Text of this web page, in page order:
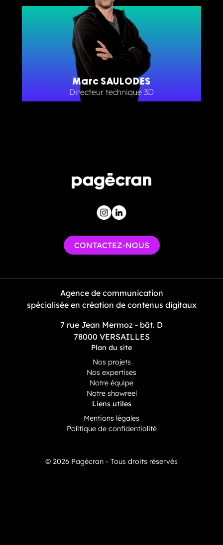
Marc SAULODES
Directeur technique 3D
CONTACTEZ-NOUS
Agence de communication
spécialisée en création de contenus digitaux
7 rue Jean Mermoz - bât. D
78000 VERSAILLES
Plan du site
Nos projets
Nos expertises
Notre équipe
Notre showreel
Liens utiles
Mentions légales
Politique de confidentialité
© 2026 Pagécran - Tous droits réservés